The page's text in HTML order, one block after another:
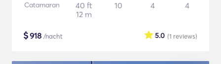
Catamaran
40 ft
12 m
10 4 4
$918 /nacht (1 reviews)
5.0